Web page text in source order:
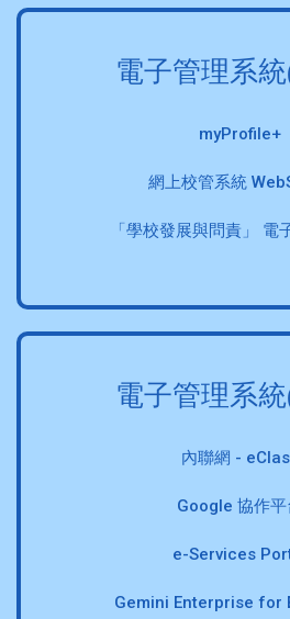
電子管理系
myProfile+
網上校管系統
「學校發展與問責」 電
電子管理系
內聯網 -
Google 協作平
e-Services
Gemini Enterprise for